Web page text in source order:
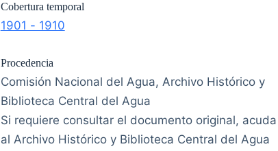
Cobertura temporal
1901 - 1910
Procedencia
Comisión Nacional del Agua, Archivo Histórico y
Biblioteca Central del Agua
Si requiere consultar el documento original, acuda
al Archivo Histórico y Biblioteca Central del Agua